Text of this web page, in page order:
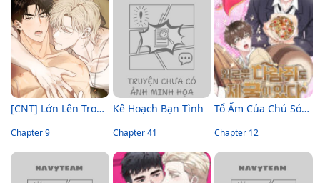
[CNT] Lớn Lên Trong Mạnh Khỏe
Chapter 9
Kế Hoạch Bạn Tình
Chapter 41
Tổ Ấm Của Chú Sóc Cô Đơn
Chapter 12